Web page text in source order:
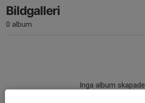
Bildgalleri
0 album
Inga album skapade